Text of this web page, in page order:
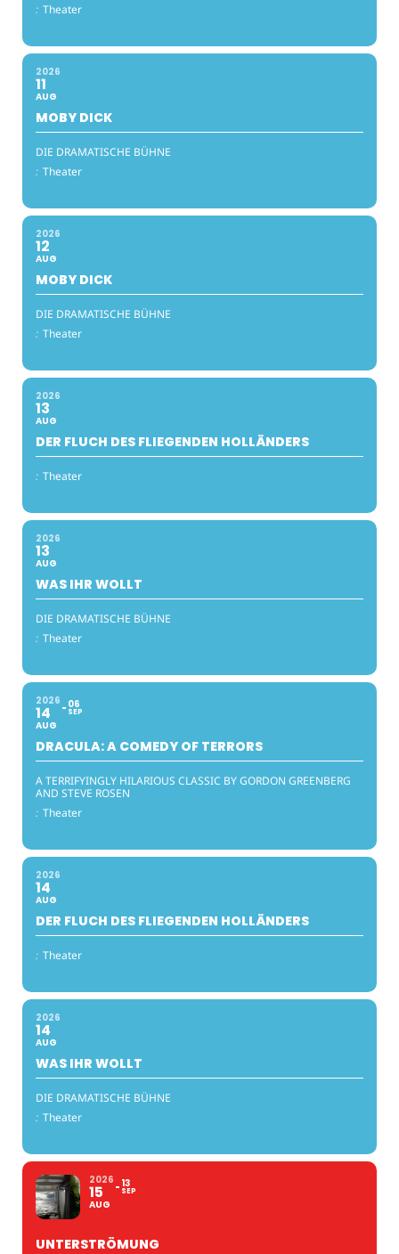
: Theater
2026
11
AUG
MOBY DICK
DIE DRAMATISCHE BÜHNE
: Theater
2026
12
AUG
MOBY DICK
DIE DRAMATISCHE BÜHNE
: Theater
2026
13
AUG
DER FLUCH DES FLIEGENDEN HOLLÄNDERS
: Theater
2026
13
AUG
WAS IHR WOLLT
DIE DRAMATISCHE BÜHNE
: Theater
2026
14
AUG
06
SEP
DRACULA: A COMEDY OF TERRORS
A TERRIFYINGLY HILARIOUS CLASSIC BY GORDON GREENBERG
AND STEVE ROSEN
: Theater
2026
14
AUG
DER FLUCH DES FLIEGENDEN HOLLÄNDERS
: Theater
2026
14
AUG
WAS IHR WOLLT
DIE DRAMATISCHE BÜHNE
: Theater
2026
15
AUG
13
SEP
UNTERSTRÖMUNG